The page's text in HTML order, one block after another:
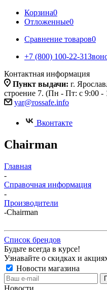
Корзина0
Отложенные0
Сравнение товаров0
+7 (800) 100-22-31
Контактная информация
Пункт выдачи: г.
строение 7. (Пн - Пт: с 9:00 -
yar@rossafe.info
Вконтакте
Chairman
Главная
-
Справочная информация
-
Производители
-Chairman
Список брендов
Будьте всегда в курсе!
Узнавайте о скидках и
Новости магазина
Новости